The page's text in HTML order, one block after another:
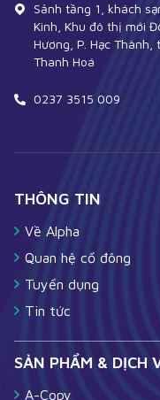
Sảnh tầng 1, khách
Kinh, Khu đô thị mới
Hương, P. Hạc Thành,
Thanh Hoá
0237 3515 009
THÔNG TIN
Về Alpha
Quan hệ cổ đông
Tuyển dụng
Tin tức
SẢN PHẨM & DỊCH
A-Copy